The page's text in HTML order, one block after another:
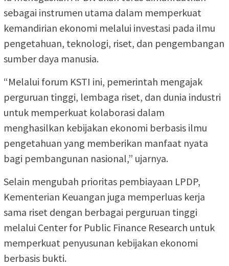
sebagai instrumen utama dalam memperkuat
kemandirian ekonomi melalui investasi pada ilmu
pengetahuan, teknologi, riset, dan pengembangan
sumber daya manusia.
“Melalui forum KSTI ini, pemerintah mengajak
perguruan tinggi, lembaga riset, dan dunia industri
untuk memperkuat kolaborasi dalam
menghasilkan kebijakan ekonomi berbasis ilmu
pengetahuan yang memberikan manfaat nyata
bagi pembangunan nasional,” ujarnya.
Selain mengubah prioritas pembiayaan LPDP,
Kementerian Keuangan juga memperluas kerja
sama riset dengan berbagai perguruan tinggi
melalui Center for Public Finance Research untuk
memperkuat penyusunan kebijakan ekonomi
berbasis bukti.